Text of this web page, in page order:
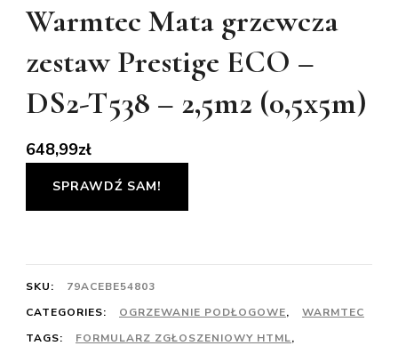
Warmtec Mata grzewcza
zestaw Prestige ECO –
DS2-T538 – 2,5m2 (0,5x5m)
648,99zł
SPRAWDŹ SAM!
SKU:
79ACEBE54803
CATEGORIES:
OGRZEWANIE PODŁOGOWE,
WARMTEC
TAGS:
FORMULARZ ZGŁOSZENIOWY HTML,